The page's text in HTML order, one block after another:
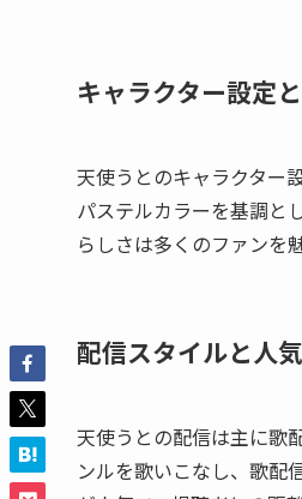
キャラクター設定
天使うとのキャラクター
パステルカラーを基調と
らしさは多くのファンを
配信スタイルと人
天使うとの配信は主に歌
ンルを歌いこなし、歌配